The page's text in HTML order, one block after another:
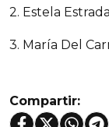
2. Estela
3. María Del
Compartir: